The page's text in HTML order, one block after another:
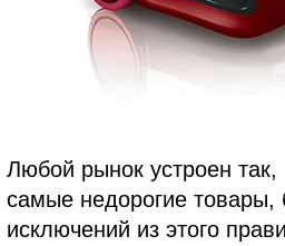
Любой рынок устроен
самые недорогие товары,
исключений из этого